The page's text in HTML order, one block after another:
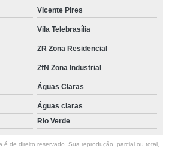
Vicente Pires
Vila Telebrasília
ZR Zona Residencial
ZfN Zona Industrial
Águas Claras
Águas claras
Rio Verde
de direito reservado. Sua reprodução, parcial ou total,